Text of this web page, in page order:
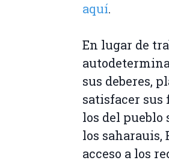
aquí.
En lugar de
sus deberes,
satisfacer sus
los del pueblo
los saharauis,
acceso a los